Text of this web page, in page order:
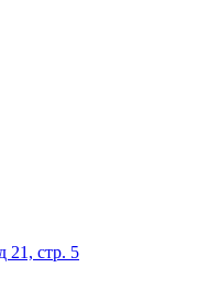
21, стр. 5